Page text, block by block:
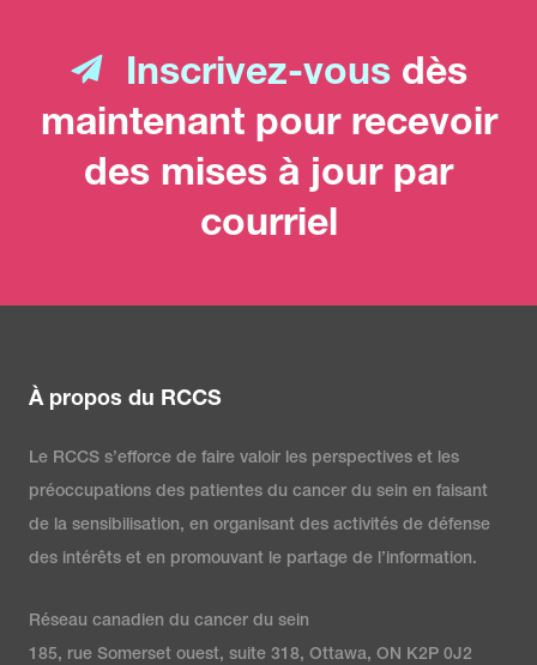
Inscrivez-vous dès
maintenant pour recevoir
des mises à jour par
courriel
À propos du RCCS
Le RCCS s’efforce de faire valoir les perspectives et les
préoccupations des patientes du cancer du sein en faisant
de la sensibilisation, en organisant des activités de défense
des intérêts et en promouvant le partage de l’information.
Réseau canadien du cancer du sein
185, rue Somerset ouest, suite 318, Ottawa, ON K2P 0J2